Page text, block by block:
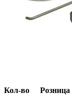
Кол-во Розница